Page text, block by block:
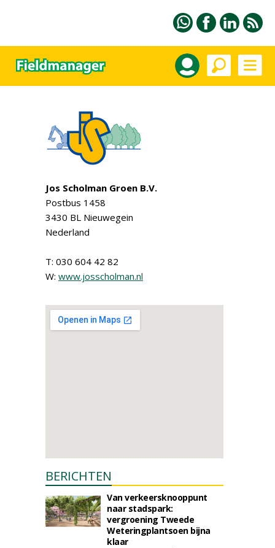
Jos Scholman Groen B.V.
Postbus 1458
3430 BL Nieuwegein
Nederland
T: 030 604 42 82
W: www.josscholman.nl
BERICHTEN
Van verkeersknooppunt
naar stadspark:
vergroening Tweede
Weteringplantsoen bijna
klaar